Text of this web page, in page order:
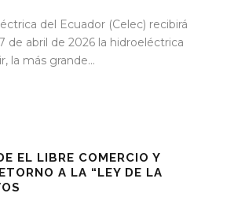
del Ecuador (Celec) recibirá
de abril de 2026 la hidroeléctrica
la más grande...
EL LIBRE COMERCIO Y
A LA “LEY DE LA